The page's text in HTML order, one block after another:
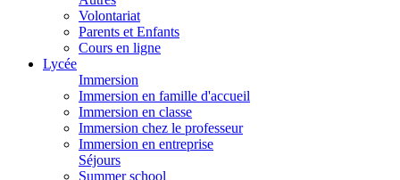
Volontariat
Parents et Enfants
Cours en ligne
Lycée
Immersion
Immersion en famille d'accueil
Immersion en classe
Immersion chez le professeur
Immersion en entreprise
Séjours
Summer school